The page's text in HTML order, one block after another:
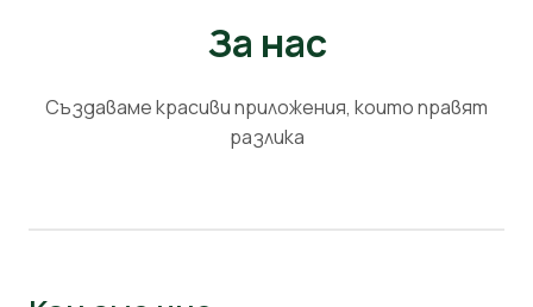
За нас
Създаваме красиви приложения, които правят
разлика